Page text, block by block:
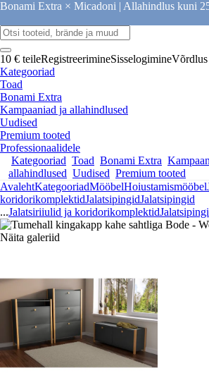
Bonami Extra × Micadoni | Allahindlus kuni
10 € teileRegistreerimineSisselogimineVõrdlus
Kategooriad
Toad
Bonami Extra
Kampaaniad ja allahindlused
Uudised
Premium tooted
Professionaalidele
Kategooriad Toad Bonami Extra
allahindlused Uudised Premium tooted
AvalehtKategooriadMööbelHoiustamismööbel
koridorikomplektidJalatsipingidJalatsipingid
...Jalatsiriiulid ja koridorikomplektid
Näita galeriid